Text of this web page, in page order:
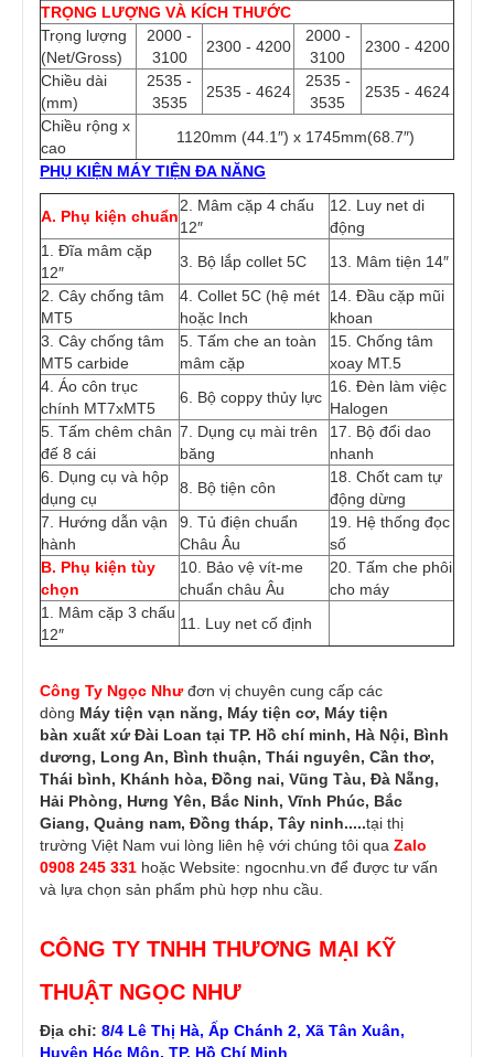
TRỌNG LƯỢNG VÀ KÍCH THƯỚC
Trọng lượng
(Net/Gross)
2000 -
3100
2300 - 4200
2000 -
3100
2300 - 4200
Chiều dài
(mm)
2535 -
3535
2535 - 4624
2535 -
3535
2535 - 4624
Chiều rộng x
cao
1120mm (44.1″) x 1745mm(68.7″)
PHỤ KIỆN MÁY TIỆN ĐA NĂNG
A. Phụ kiện chuẩn
2. Mâm cặp 4 chấu
12″
12. Luy net di
động
1. Đĩa mâm cặp
12″
3. Bộ lắp collet 5C
13. Mâm tiện 14″
2. Cây chống tâm
MT5
4. Collet 5C (hệ mét
hoặc Inch
14. Đầu cặp mũi
khoan
3. Cây chống tâm
MT5 carbide
5. Tấm che an toàn
mâm cặp
15. Chống tâm
xoay MT.5
4. Áo côn trục
chính MT7xMT5
6. Bộ coppy thủy lực
16. Đèn làm việc
Halogen
5. Tấm chêm chân
đế 8 cái
7. Dụng cụ mài trên
băng
17. Bộ đổi dao
nhanh
6. Dụng cụ và hộp
dụng cụ
8. Bộ tiện côn
18. Chốt cam tự
động dừng
7. Hướng dẫn vận
hành
9. Tủ điện chuẩn
Châu Âu
19. Hệ thống đọc
số
B. Phụ kiện tùy
chọn
10. Bảo vệ vít-me
chuẩn châu Âu
20. Tấm che phôi
cho máy
1. Mâm cặp 3 chấu
12″
11. Luy net cố định
Công Ty Ngọc Nhưđơn vị chuyên cung cấp các
dòng Máy tiện vạn năng, Máy tiện cơ, Máy tiện
bàn xuất xứ Đài Loan tại TP. Hồ chí minh, Hà Nội, Bình
dương, Long An, Bình thuận, Thái nguyên, Cần thơ,
Thái bình, Khánh hòa, Đồng nai, Vũng Tàu, Đà Nẵng,
Hải Phòng, Hưng Yên, Bắc Ninh, Vĩnh Phúc, Bắc
Giang, Quảng nam, Đồng tháp, Tây ninh.....tại thị
trường Việt Nam vui lòng liên hệ với chúng tôi qua Zalo
0908 245 331 hoặc Website: ngocnhu.vn để được tư vấn
và lựa chọn sản phẩm phù hợp nhu cầu.
CÔNG TY TNHH THƯƠNG MẠI KỸ
THUẬT NGỌC NHƯ
Địa chỉ: 8/4 Lê Thị Hà, Ấp Chánh 2, Xã Tân Xuân,
Huyện Hóc Môn, TP. Hồ Chí Minh